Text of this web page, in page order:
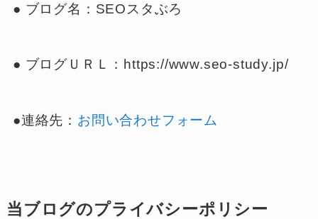
● ブログ名：SEOスタぶろ
● ブログＵＲＬ：https://www.seo-study.jp/
●連絡先： お問い合わせフォーム
当ブログのプライバシーポリシー